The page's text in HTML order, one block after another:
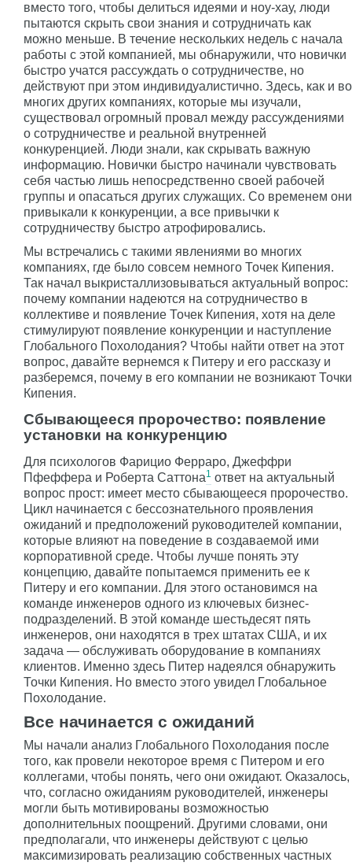
вместо того, чтобы делиться идеями и ноу-хау, люди
пытаются скрыть свои знания и сотрудничать как
можно меньше. В течение нескольких недель с начала
работы с этой компанией, мы обнаружили, что новички
быстро учатся рассуждать о сотрудничестве, но
действуют при этом индивидуалистично. Здесь, как и во
многих других компаниях, которые мы изучали,
существовал огромный провал между рассуждениями
о сотрудничестве и реальной внутренней
конкуренцией. Люди знали, как скрывать важную
информацию. Новички быстро начинали чувствовать
себя частью лишь непосредственно своей рабочей
группы и опасаться других служащих. Со временем они
привыкали к конкуренции, а все привычки к
сотрудничеству быстро атрофировались.
Мы встречались с такими явлениями во многих
компаниях, где было совсем немного Точек Кипения.
Так начал выкристаллизовываться актуальный вопрос:
почему компании надеются на сотрудничество в
коллективе и появление Точек Кипения, хотя на деле
стимулируют появление конкуренции и наступление
Глобального Похолодания? Чтобы найти ответ на этот
вопрос, давайте вернемся к Питеру и его рассказу и
разберемся, почему в его компании не возникают Точки
Кипения.
Сбывающееся пророчество: появление
установки на конкуренцию
Для психологов Фарицио Ферраро, Джеффри
Пфеффера и Роберта Саттона1 ответ на актуальный
вопрос прост: имеет место сбывающееся пророчество.
Цикл начинается с бессознательного проявления
ожиданий и предположений руководителей компании,
которые влияют на поведение в создаваемой ими
корпоративной среде. Чтобы лучше понять эту
концепцию, давайте попытаемся применить ее к
Питеру и его компании. Для этого остановимся на
команде инженеров одного из ключевых бизнес-
подразделений. В этой команде шестьдесят пять
инженеров, они находятся в трех штатах США, и их
задача — обслуживать оборудование в компаниях
клиентов. Именно здесь Питер надеялся обнаружить
Точки Кипения. Но вместо этого увидел Глобальное
Похолодание.
Все начинается с ожиданий
Мы начали анализ Глобального Похолодания после
того, как провели некоторое время с Питером и его
коллегами, чтобы понять, чего они ожидают. Оказалось,
что, согласно ожиданиям руководителей, инженеры
могли быть мотивированы возможностью
дополнительных поощрений. Другими словами, они
предполагали, что инженеры действуют с целью
максимизировать реализацию собственных частных